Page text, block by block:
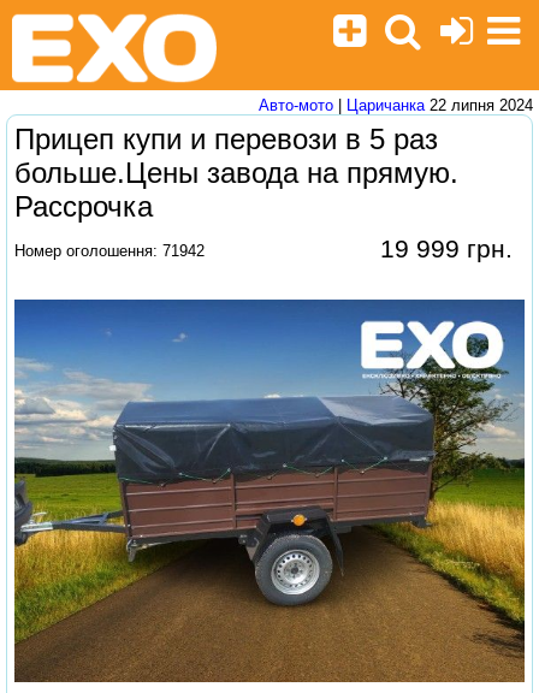
Авто-мото Царичанка22 липня 2024
Прицеп купи и перевози в 5 раз
больше.Цены завода на прямую.
Рассрочка
Номер оголошення: 71942 19 999 грн.